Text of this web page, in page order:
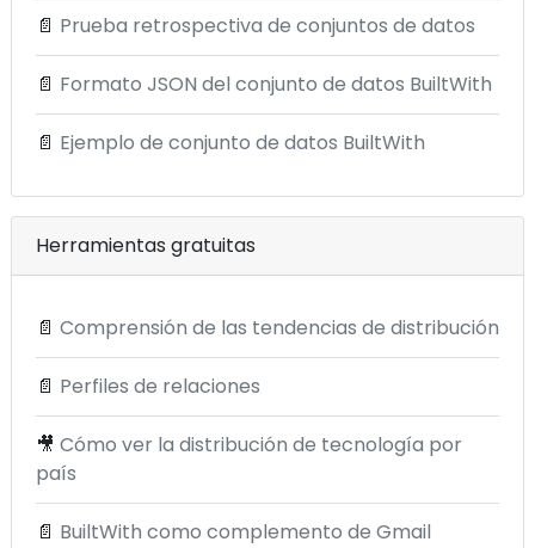
📄 Prueba retrospectiva de conjuntos de datos
📄 Formato JSON del conjunto de datos BuiltWith
📄 Ejemplo de conjunto de datos BuiltWith
Herramientas gratuitas
📄 Comprensión de las tendencias de distribución
📄 Perfiles de relaciones
🎥 Cómo ver la distribución de tecnología por
país
📄 BuiltWith como complemento de Gmail